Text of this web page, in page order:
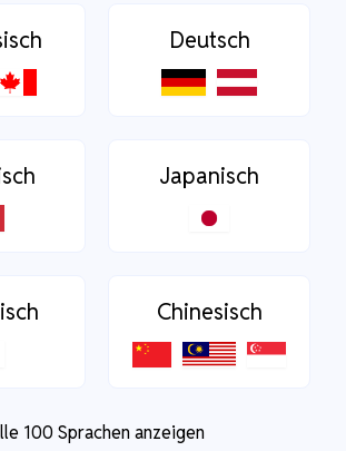
Deutsch
Japanisch
Chinesisch
100 Sprachen anzeigen